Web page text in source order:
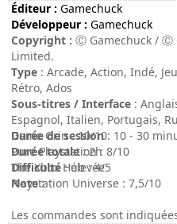
Éditeur : Gamechuck
Développeur : Gamechuck
Copyright : Ⓒ Gamechuck / Ⓒ
Limited.
Type : Arcade, Action, Indé,
Rétro, Ados
Sous-titres / Interface :
Espagnol, Italien, Portugais,
Durée de session: 10 - 30
Durée totale: 2h
Difficulté: élevée
Note:
Game Grin : 10/10
Pure Playstation : 8/10
The Xbox Hub : 4/5
Playstation Universe : 7,5/10
Les commandes sont